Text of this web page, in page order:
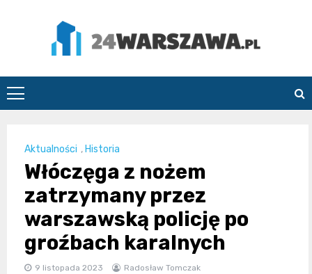
24Warszawa.pl
Aktualności , Historia
Włóczęga z nożem
zatrzymany przez
warszawską policję po
groźbach karalnych
9 listopada 2023 Radosław Tomczak